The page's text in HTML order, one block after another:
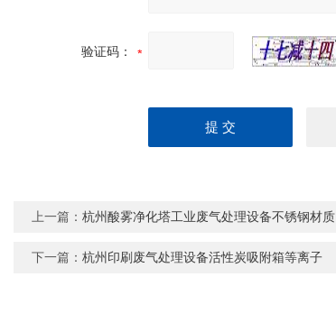
验证码：
上一篇：杭州酸雾净化塔工业废气处理设备不锈钢材质
下一篇：杭州印刷废气处理设备活性炭吸附箱等离子